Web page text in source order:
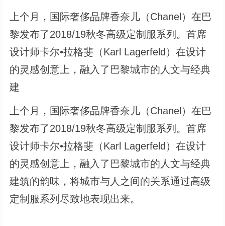
上个月，国际奢侈品牌香奈儿（Chanel）在巴
黎发布了2018/19秋冬高级定制服系列。首席
设计师卡尔•拉格斐（Karl Lagerfeld）在设计
的灵感创意上，融入了巴黎城市的人文与经典
建
上个月，国际奢侈品牌香奈儿（Chanel）在巴
黎发布了2018/19秋冬高级定制服系列。首席
设计师卡尔•拉格斐（Karl Lagerfeld）在设计
的灵感创意上，融入了巴黎城市的人文与经典
建筑的韵味，将城市与人之间的关系通过高级
定制服系列尽致地表现出来。